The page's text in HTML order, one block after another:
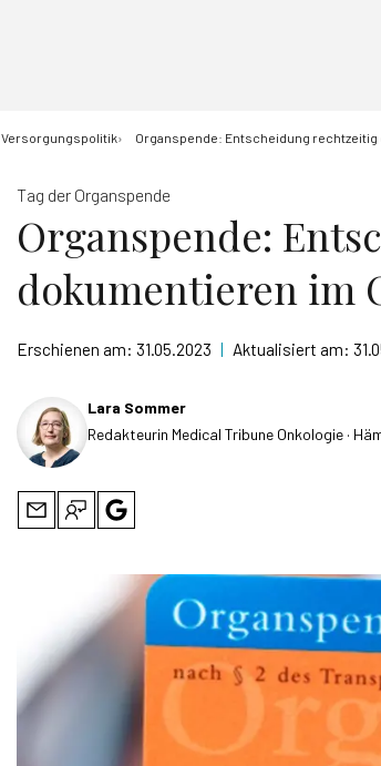
Versorgungspolitik Organspende: Entscheidung
Tag der Organspende
Organspende:
dokumentieren im
Erschienen am: 31.05.2023 | Aktualisiert am:
Lara Sommer
Redakteurin Medical Tribune Onkologie ·